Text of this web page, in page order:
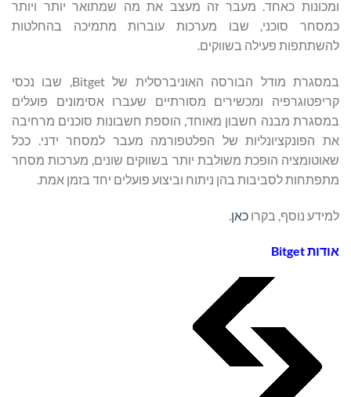
ומכונות כאחד. מעבר זה מעצב את מה שמתואר יותר ויותר
כמסחר סוכני, שבו מערכות עוברות מתמיכה בהחלטות
להשתתפות פעילה בשווקים.
במסגרת מודל הבורסה האוניברסלית של Bitget, שבו נכסי
קריפטוגרפיה ומכשירים מסורתיים שעברו אסימונים פועלים
במסגרת מבנה חשבון מאוחד, הוספת חשבונות סוכנים מרחיבה
את הפונקציונליות של הפלטפורמה מעבר למסחר ידני. ככל
שאוטומציה הופכת משולבת יותר בשווקים שונים, מערכות מסחר
מתפתחות לסביבות בהן ניתוח וביצוע פועלים יחד בזמן אמת.
למידע נוסף, בקרו כאן
אודותBitget